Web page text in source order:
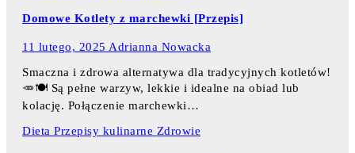
Domowe Kotlety z marchewki [Przepis]
11 lutego, 2025 Adrianna Nowacka
Smaczna i zdrowa alternatywa dla tradycyjnych kotletów!
🥕🍽️ Są pełne warzyw, lekkie i idealne na obiad lub
kolację. Połączenie marchewki…
Dieta Przepisy kulinarne Zdrowie